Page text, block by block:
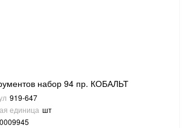
набор 94 пр. КОБАЛЬТ
919-647
единица шт